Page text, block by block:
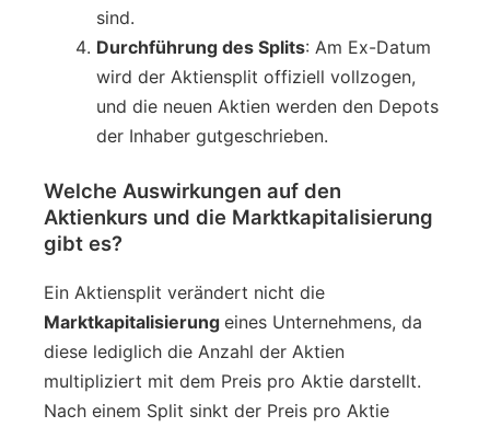
sind.
Durchführung des Splits: Am Ex-Datum
wird der Aktiensplit offiziell vollzogen,
und die neuen Aktien werden den Depots
der Inhaber gutgeschrieben.
Welche Auswirkungen auf den
Aktienkurs und die Marktkapitalisierung
gibt es?
Ein Aktiensplit verändert nicht die
Marktkapitalisierung eines Unternehmens, da
diese lediglich die Anzahl der Aktien
multipliziert mit dem Preis pro Aktie darstellt.
Nach einem Split sinkt der Preis pro Aktie